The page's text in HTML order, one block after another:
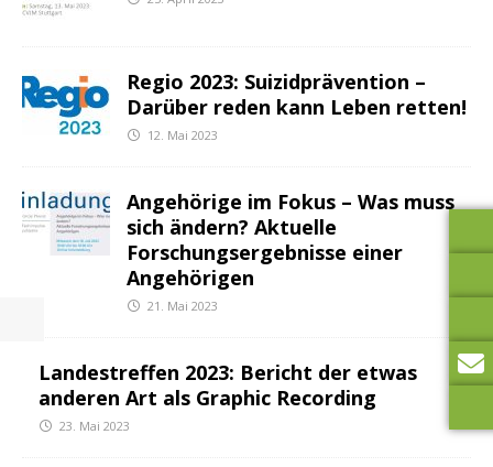
Regio 2023: Suizidprävention –
Darüber reden kann Leben retten!
12. Mai 2023
Angehörige im Fokus – Was muss
sich ändern? Aktuelle
Forschungsergebnisse einer
Angehörigen
21. Mai 2023
Landestreffen 2023: Bericht der etwas
anderen Art als Graphic Recording
23. Mai 2023